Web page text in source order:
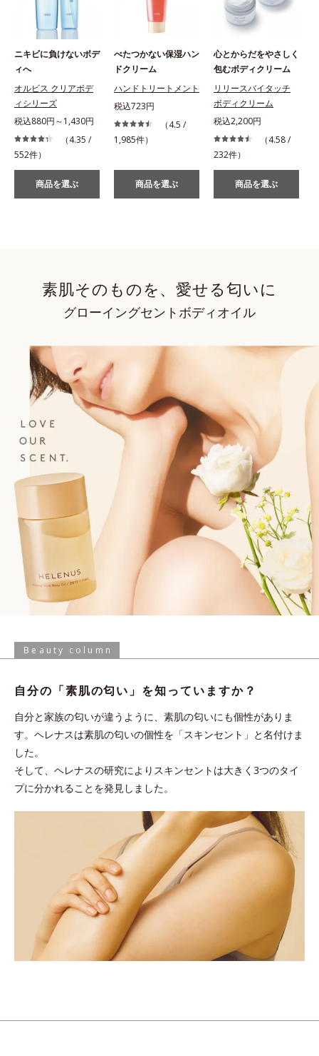
ニキビに負けないボデ
ィへ
オルビス クリアボデ
ィシリーズ
税込880円～1,430円
（4.35 /
552件）
商品を選ぶ
べたつかない保湿ハン
ドクリーム
ハンドトリートメント
税込723円
（4.5 /
1,985件）
商品を選ぶ
心とからだをやさしく
包むボディクリーム
リリースバイタッチ
ボディクリーム
税込2,200円
（4.58 /
232件）
商品を選ぶ
素肌そのものを、愛せる匂いに
グローイングセントボディオイル
Beauty column
自分の「素肌の匂い」を知っていますか？
自分と家族の匂いが違うように、素肌の匂いにも個性がありま
す。ヘレナスは素肌の匂いの個性を「スキンセント」と名付けま
した。
そして、ヘレナスの研究によりスキンセントは大きく3つのタイ
プに分かれることを発見しました。